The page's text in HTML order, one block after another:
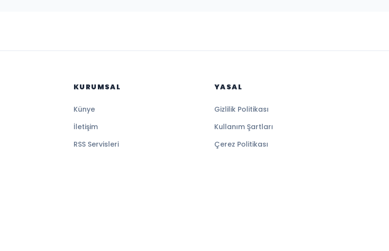
KURUMSAL
Künye
İletişim
RSS Servisleri
YASAL
Gizlilik Politikası
Kullanım Şartları
Çerez Politikası